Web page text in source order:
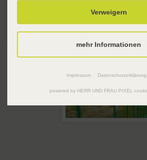
Verweigern
mehr Informationen
Impressum Datenschutzerklärung
powered by HERR UND FRAU PIXEL